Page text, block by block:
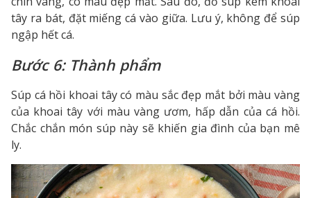
tây ra bát, đặt miếng cá vào giữa. Lưu ý, không để súp
ngập hết cá.
Bước 6: Thành phẩm
Súp cá hồi khoai tây có màu sắc đẹp mắt bởi màu vàng
của khoai tây với màu vàng ươm, hấp dẫn của cá hồi.
Chắc chắn món súp này sẽ khiến gia đình của bạn mê
ly.